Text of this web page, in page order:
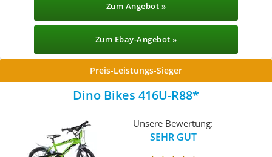
Zum Angebot »
Zum Ebay-Angebot »
Preis-Leistungs-Sieger
‎Dino Bikes 416U-R88
Unsere Bewertung:
SEHR GUT